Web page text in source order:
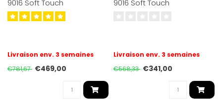
9016 Soft Touch
Livraison env. 3 semaines
€781,67 €469,00
9016 Soft Touch
Livraison env. 3 semaines
€568,33 €341,00